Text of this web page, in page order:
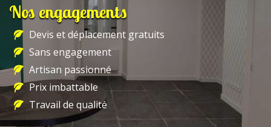
Nos engagements
Devis et déplacement gratuits
Sans engagement
Artisan passionné
Prix imbattable
Travail de qualité